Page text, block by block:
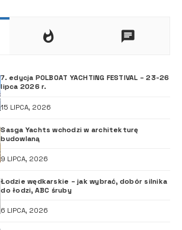
7. edycja POLBOAT YACHTING FESTIVAL – 23-26
lipca 2026 r.
15 LIPCA, 2026
Sasga Yachts wchodzi w architekturę
budowlaną
9 LIPCA, 2026
Łodzie wędkarskie – jak wybrać, dobór silnika
do łodzi, ABC śruby
6 LIPCA, 2026